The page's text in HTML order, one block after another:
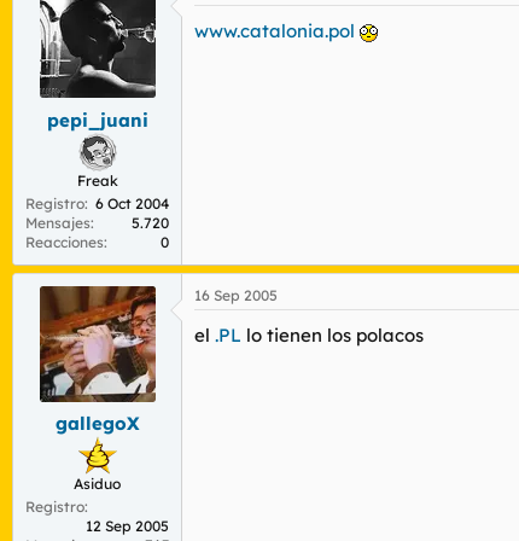
pepi_juani
Freak
Registro 6 Oct 2004
Mensajes
5.720
Reacciones
0
www.catalonia.pol
gallegoX
Asiduo
Registro
12 Sep 2005
16 Sep 2005
el .PL lo tienen los polacos